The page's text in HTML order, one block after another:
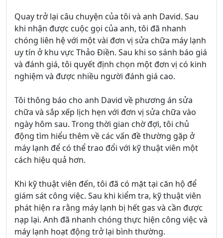
Quay trở lại câu chuyện của tôi và anh David. Sau
khi nhận được cuộc gọi của anh, tôi đã nhanh
chóng liên hệ với một vài đơn vị sửa chữa máy lạnh
uy tín ở khu vực Thảo Điền. Sau khi so sánh báo giá
và đánh giá, tôi quyết định chọn một đơn vị có kinh
nghiệm và được nhiều người đánh giá cao.
Tôi thông báo cho anh David về phương án sửa
chữa và sắp xếp lịch hẹn với đơn vị sửa chữa vào
ngày hôm sau. Trong thời gian chờ đợi, tôi chủ
động tìm hiểu thêm về các vấn đề thường gặp ở
máy lạnh để có thể trao đổi với kỹ thuật viên một
cách hiệu quả hơn.
Khi kỹ thuật viên đến, tôi đã có mặt tại căn hộ để
giám sát công việc. Sau khi kiểm tra, kỹ thuật viên
phát hiện ra rằng máy lạnh bị hết gas và cần được
nạp lại. Anh đã nhanh chóng thực hiện công việc và
máy lạnh hoạt động trở lại bình thường.